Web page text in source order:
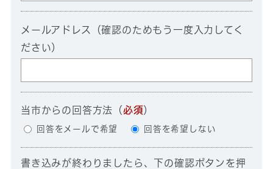
メールアドレス（確認のためもう一度入力してく
ださい）
当市からの回答方法 （必須）
回答をメールで希望 回答を希望しない
書き込みが終わりましたら、下の確認ボタンを押